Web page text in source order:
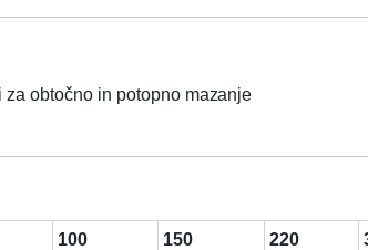
obtočno in potopno mazanje
100 150 220